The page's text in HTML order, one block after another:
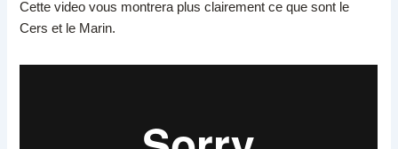
Cette video vous montrera plus clairement ce que sont le
Cers et le Marin.